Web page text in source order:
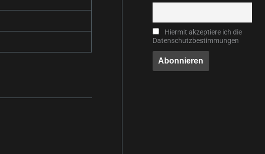
Hiermit akzeptiere ich die
Datenschutzbestimmungen